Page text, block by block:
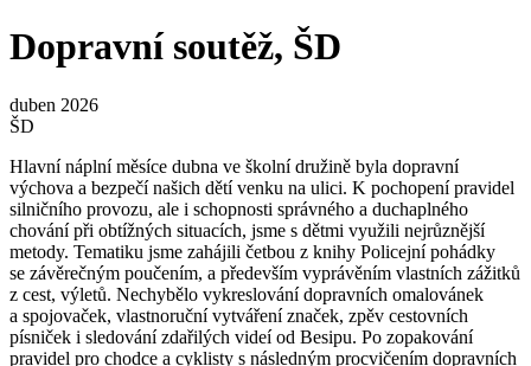
Dopravní soutěž, ŠD
duben 2026
ŠD
Hlavní náplní měsíce dubna ve školní družině byla dopravní
výchova a bezpečí našich dětí venku na ulici. K pochopení pravidel
silničního provozu, ale i schopnosti správného a duchaplného
chování při obtížných situacích, jsme s dětmi využili nejrůznější
metody. Tematiku jsme zahájili četbou z knihy Policejní pohádky
se závěrečným poučením, a především vyprávěním vlastních zážitků
z cest, výletů. Nechybělo vykreslování dopravních omalovánek
a spojovaček, vlastnoruční vytváření značek, zpěv cestovních
písniček i sledování zdařilých videí od Besipu. Po zopakování
pravidel pro chodce a cyklisty s následným procvičením dopravních